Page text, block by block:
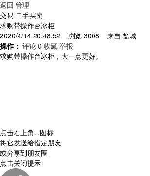
返回 管理
交易 二手买卖
求购带操作台冰柜
2020/4/14 20:48:52 浏览 3008 来自 盐城
操作： 评论 0 收藏 举报
求购带操作台冰柜，大一点更好。
点击右上角...图标
将它发送给指定朋友
或分享到朋友圈
点击关闭提示